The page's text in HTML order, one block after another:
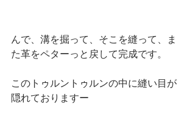
んで、溝を掘って、そこを縫って、ま
た革をペターっと戻して完成です。
このトゥルントゥルンの中に縫い目が
隠れておりますー